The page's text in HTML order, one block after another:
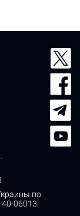
по
40-06013.